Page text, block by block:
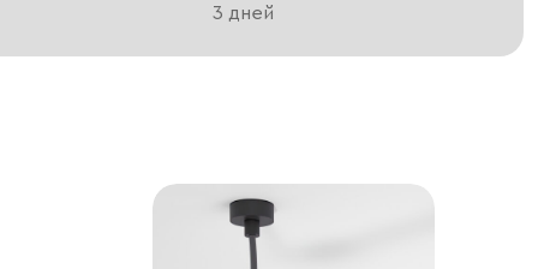
3 дней